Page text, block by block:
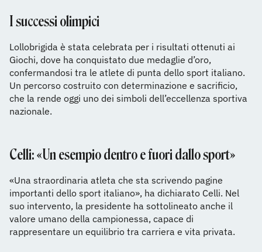
I successi olimpici
Lollobrigida è stata celebrata per i risultati ottenuti ai
Giochi, dove ha conquistato due medaglie d’oro,
confermandosi tra le atlete di punta dello sport italiano.
Un percorso costruito con determinazione e sacrificio,
che la rende oggi uno dei simboli dell’eccellenza sportiva
nazionale.
Celli: «Un esempio dentro e fuori dallo sport»
«Una straordinaria atleta che sta scrivendo pagine
importanti dello sport italiano», ha dichiarato Celli. Nel
suo intervento, la presidente ha sottolineato anche il
valore umano della campionessa, capace di
rappresentare un equilibrio tra carriera e vita privata.